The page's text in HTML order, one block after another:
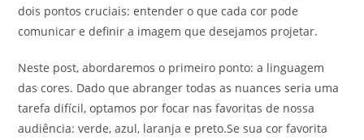
dois pontos cruciais: entender o que cada cor pode
comunicar e definir a imagem que desejamos projetar.
Neste post, abordaremos o primeiro ponto: a linguagem
das cores. Dado que abranger todas as nuances seria uma
tarefa difícil, optamos por focar nas favoritas de nossa
audiência: verde, azul, laranja e preto.Se sua cor favorita